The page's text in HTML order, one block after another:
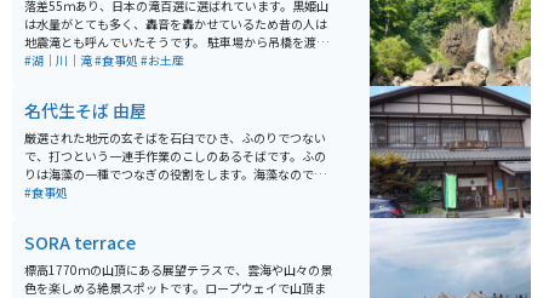
落差55ｍあり、日本の滝百選に選ばれています。黒姫山
は水量がとても多く、轟音を轟かせているため昔の人は
地震滝とも呼んでいたそうです。 駐車場から吊橋を渡り
徒歩で約15分程です。雪解けの季節5月～8月は水量が多
#湖｜川｜滝#食事処 #お土産
名代生そば 由屋
厳選された地元の玄そばを石臼でひき、ふのりでつない
で、打つという一連手作業のこしのあるそばです。ふの
りは海藻の一種でつなぎの役割をします。海藻なのでツ
ルツルとした舌触りで喉越しも気持ちいい。観光で食事
#食事処
SORA terrace
標高1770ｍの山頂にある展望テラスで、雲海や山々の景
色を楽しめる絶景スポットです。ロープウェイで山頂ま